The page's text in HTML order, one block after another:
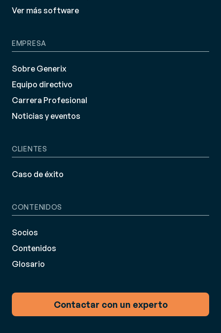
Ver más software
EMPRESA
Sobre Generix
Equipo directivo
Carrera Profesional
Noticias y eventos
CLIENTES
Caso de éxito
CONTENIDOS
Socios
Contenidos
Glosario
Contactar con un experto